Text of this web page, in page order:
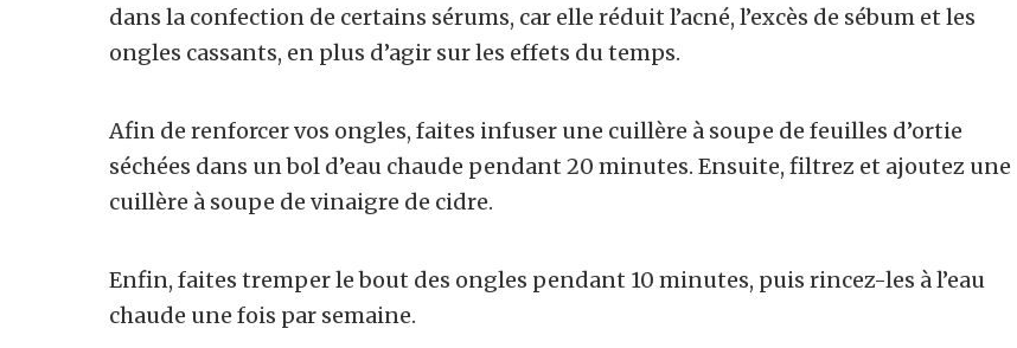
dans la confection de certains sérums, car elle réduit l’acné, l’excès de sébum et les
ongles cassants, en plus d’agir sur les effets du temps.
Afin de renforcer vos ongles, faites infuser une cuillère à soupe de feuilles d’ortie
séchées dans un bol d’eau chaude pendant 20 minutes. Ensuite, filtrez et ajoutez une
cuillère à soupe de vinaigre de cidre.
Enfin, faites tremper le bout des ongles pendant 10 minutes, puis rincez-les à l’eau
chaude une fois par semaine.